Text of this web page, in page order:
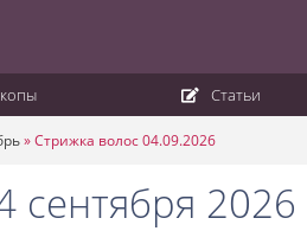
Статьи
»Стрижка волос 04.09.2026
2026